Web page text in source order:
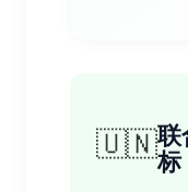
🇺🇳联
标